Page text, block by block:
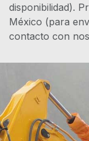
disponibilidad).
México (para
contacto con